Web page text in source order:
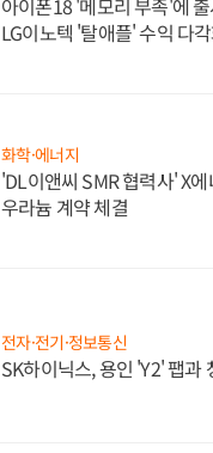
아이폰18 '메모리 부족'에
LG이노텍 '탈애플' 수익 다
화학·에너지
'DL이앤씨 SMR 협력사' X
우라늄 계약 체결
전자·전기·정보통신
SK하이닉스, 용인 'Y2' 팹과